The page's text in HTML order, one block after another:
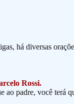
há diversas
Rossi.
ao padre, você terá